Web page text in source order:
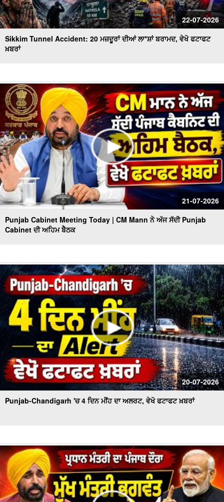
22-07-2026
Sikkim Tunnel Accident: 20 ਮਜ਼ਦੂਰਾਂ ਦੀਆਂ ਲਾ*ਸ਼ਾਂ ਬਰਾਮਦ, ਵੇਖੋ ਫਟਾਫਟ
ਖ਼ਬਰਾਂ
21-07-2026
Punjab Cabinet Meeting Today | CM Mann ਨੇ ਅੱਜ ਸੱਦੀ Punjab
Cabinet ਦੀ ਅਹਿਮ ਬੈਠਕ
20-07-2026
Punjab-Chandigarh 'ਚ 4 ਦਿਨ ਮੀਂਹ ਦਾ ਅਲਰਟ, ਵੇਖੋ ਫਟਾਫਟ ਖ਼ਬਰਾਂ